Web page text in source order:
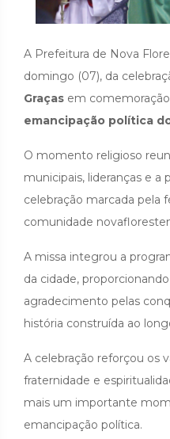
A Prefeitura de Nova
domingo (07), da
Graças em
emancipação política
O momento religioso
municipais, lideranças e a
celebração marcada pela
comunidade
A missa integrou a
da cidade,
agradecimento pelas
história construída ao
A celebração reforçou os
fraternidade e
mais um importante
emancipação política.